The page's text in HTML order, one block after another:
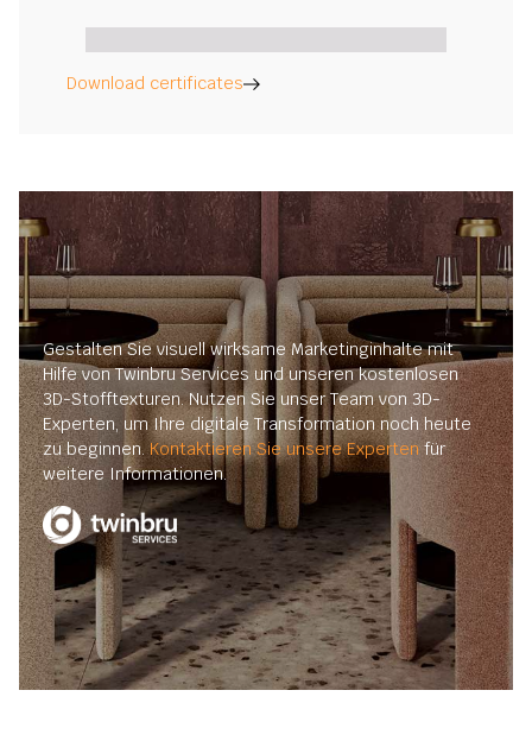
Download certificates
Gestalten Sie visuell wirksame Marketinginhalte mit
Hilfe von Twinbru Services und unseren kostenlosen
3D-Stofftexturen. Nutzen Sie unser Team von 3D-
Experten, um Ihre digitale Transformation noch heute
zu beginnen.Kontaktieren Sie unsere Expertenfür
weitere Informationen.